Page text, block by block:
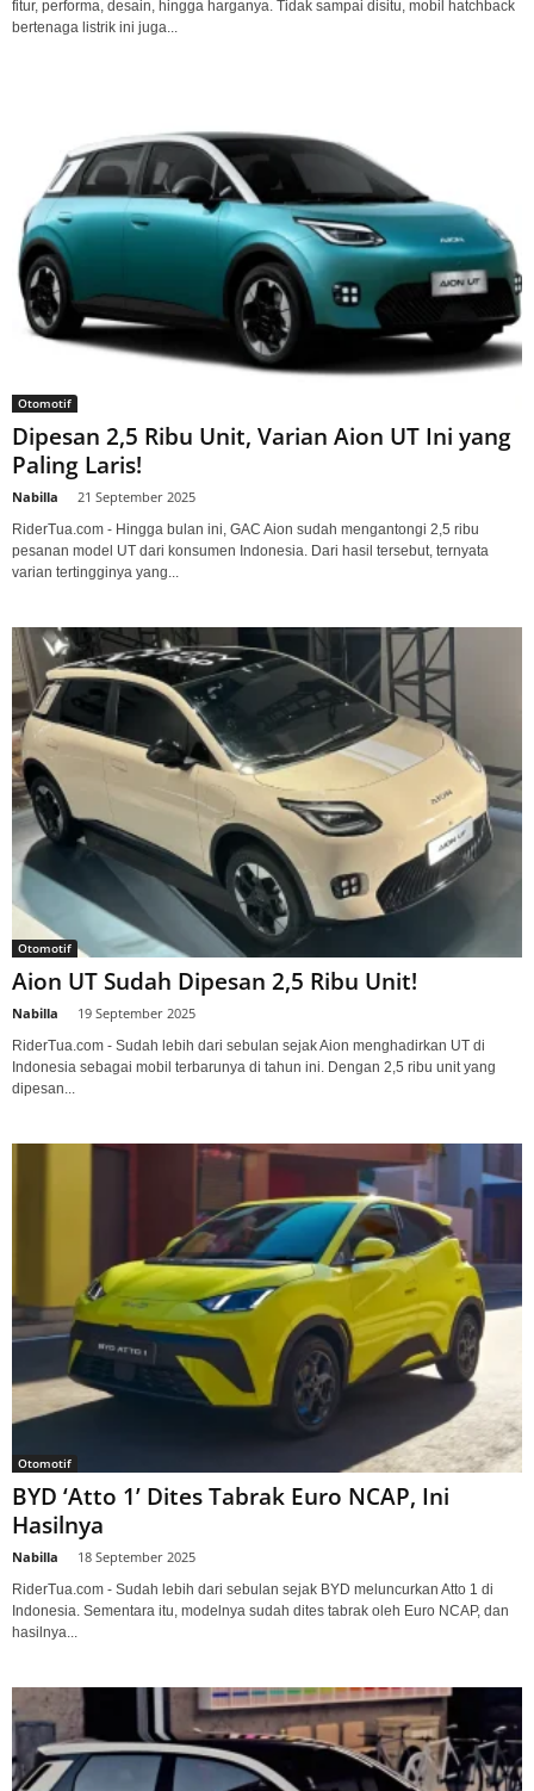
fitur, performa, desain, hingga harganya. Tidak sampai disitu, mobil hatchback
bertenaga listrik ini juga...
Otomotif
Dipesan 2,5 Ribu Unit, Varian Aion UT Ini yang
Paling Laris!
Nabilla 21 September 2025
RiderTua.com - Hingga bulan ini, GAC Aion sudah mengantongi 2,5 ribu
pesanan model UT dari konsumen Indonesia. Dari hasil tersebut, ternyata
varian tertingginya yang...
Otomotif
Aion UT Sudah Dipesan 2,5 Ribu Unit!
Nabilla 19 September 2025
RiderTua.com - Sudah lebih dari sebulan sejak Aion menghadirkan UT di
Indonesia sebagai mobil terbarunya di tahun ini. Dengan 2,5 ribu unit yang
dipesan...
Otomotif
BYD ‘Atto 1’ Dites Tabrak Euro NCAP, Ini
Hasilnya
Nabilla 18 September 2025
RiderTua.com - Sudah lebih dari sebulan sejak BYD meluncurkan Atto 1 di
Indonesia. Sementara itu, modelnya sudah dites tabrak oleh Euro NCAP, dan
hasilnya...